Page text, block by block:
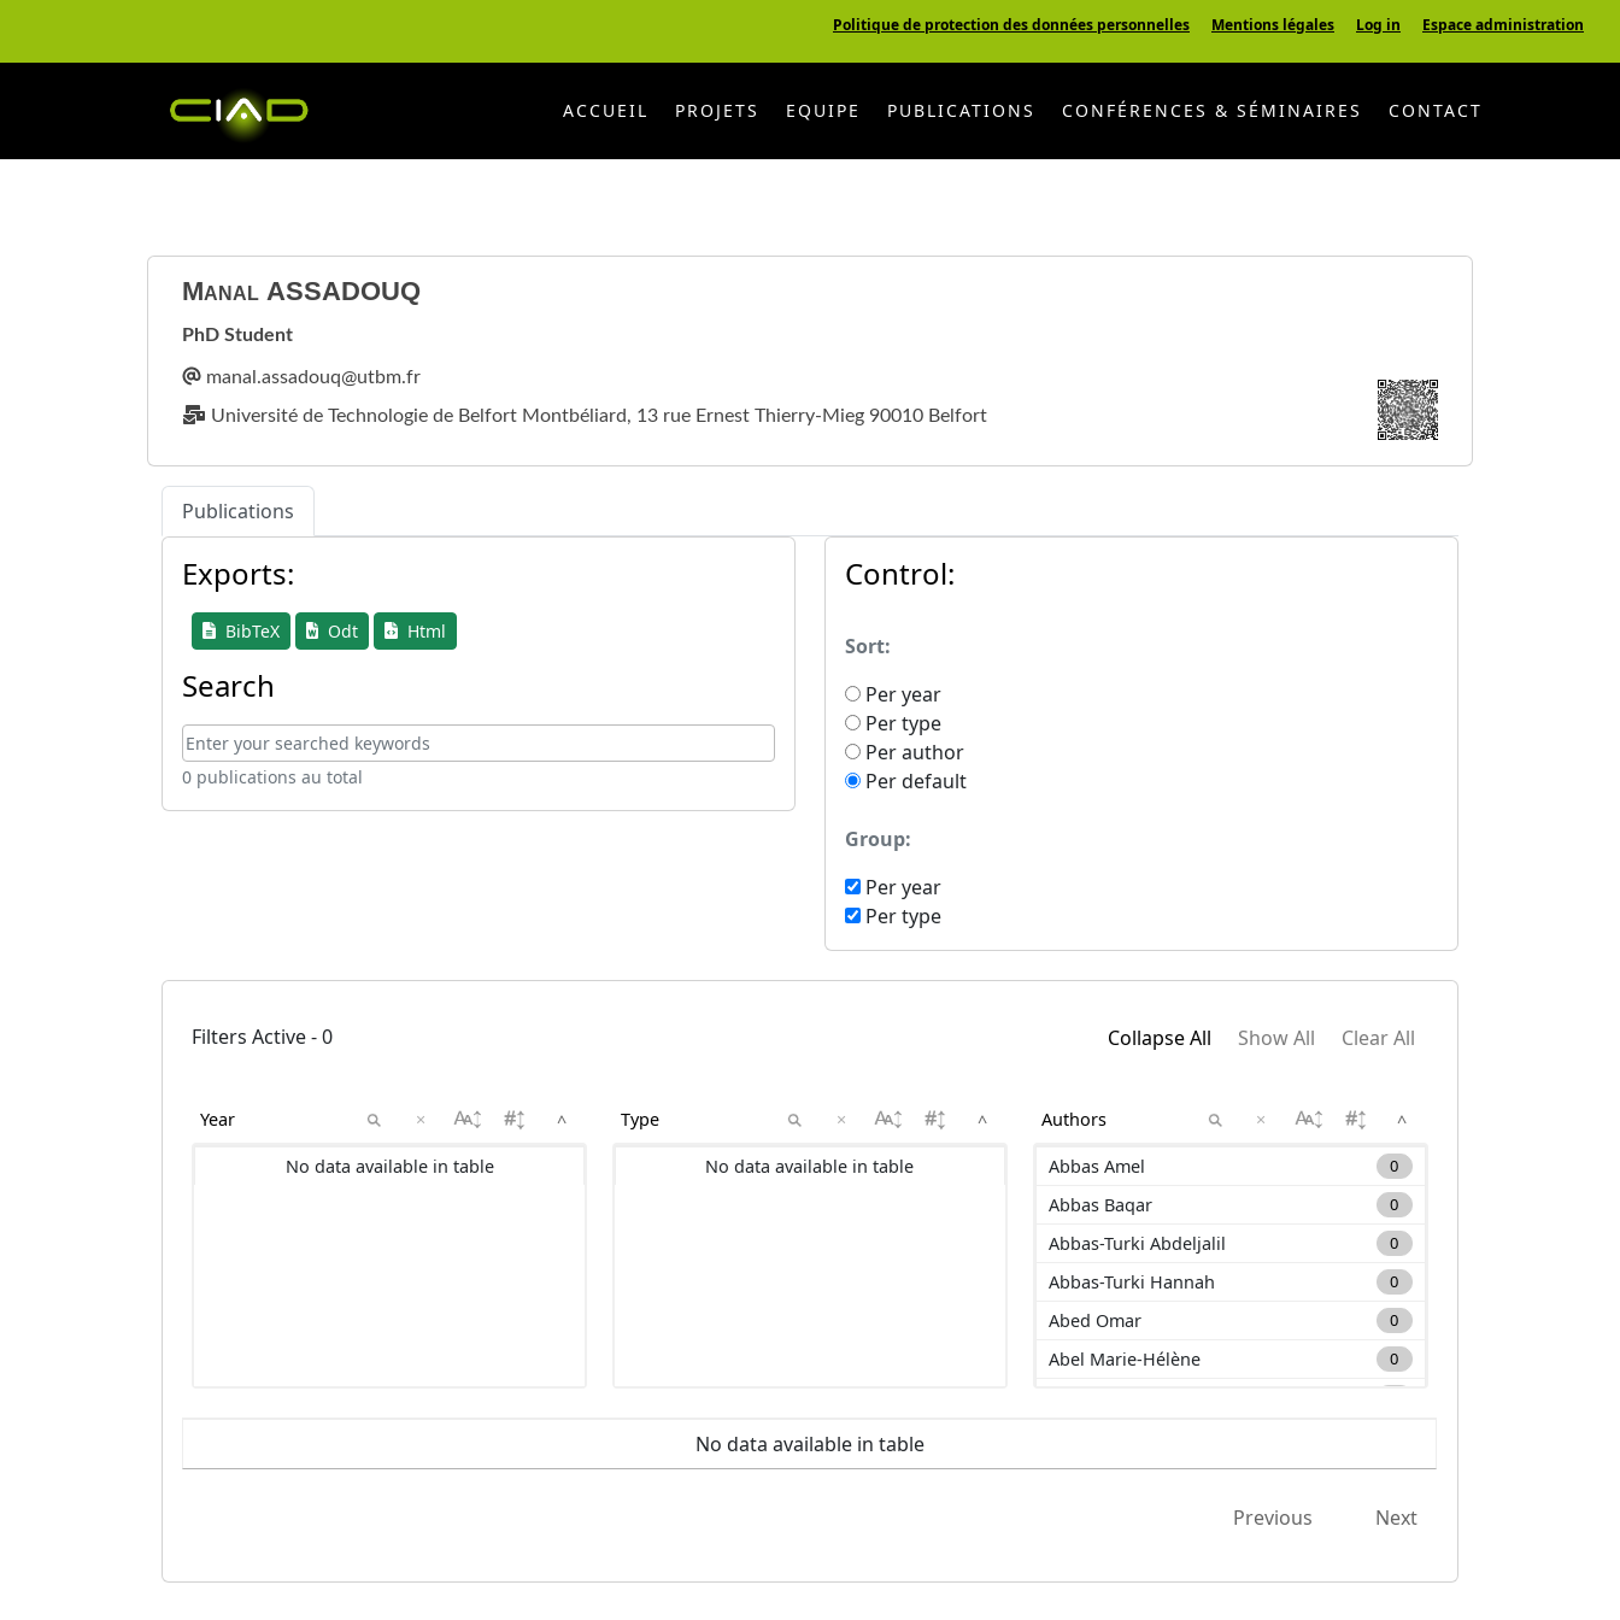
Politique de protection des données personnelles Mentions légales Log in Espace administration
ACCUEIL PROJETS EQUIPE PUBLICATIONS CONFÉRENCES & SÉMINAIRES CONTACT
Manal ASSADOUQ
PhD Student
Université de Technologie de Belfort Montbéliard, 13 rue Ernest Thierry-Mieg 90010 Belfort
Publications
Exports:
BibTeX Odt Html
Search
0 publications au total
Control:
Sort:
Per year
Per type
Per author
Per default
Group:
Per year
Per type
Filters Active - 0 Clear All
Show All
Collapse All
×
^
No data available in table
×
^
No data available in table
×
^
Abbas Amel
0
Abbas Baqar 0
Abbas-Turki Abdeljalil 0
Abbas-Turki Hannah 0
Abed Omar 0
Abel Marie-Hélène 0
Adnan Muhammad 0
0
Ahmane Mourad 0
No data available in table
Previous Next